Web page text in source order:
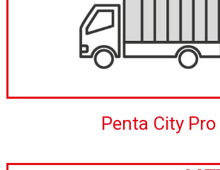
Penta City Pro